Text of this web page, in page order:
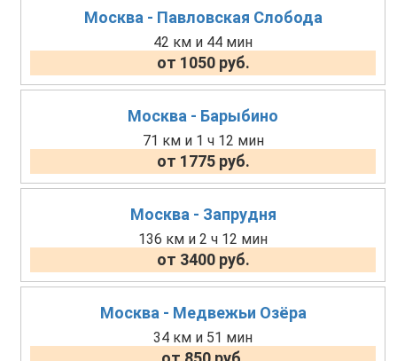
Москва - Павловская Слобода
42 км и 44 мин
от 1050 руб.
Москва - Барыбино
71 км и 1 ч 12 мин
от 1775 руб.
Москва - Запрудня
136 км и 2 ч 12 мин
от 3400 руб.
Москва - Медвежьи Озёра
34 км и 51 мин